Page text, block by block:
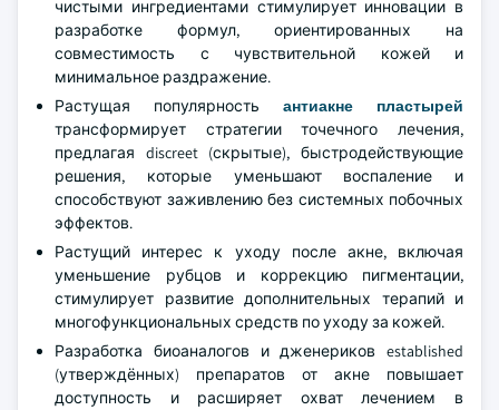
чистыми ингредиентами стимулирует инновации в
разработке формул, ориентированных на
совместимость с чувствительной кожей и
минимальное раздражение.
Растущая популярность антиакне пластырей
трансформирует стратегии точечного лечения,
предлагая discreet (скрытые), быстродействующие
решения, которые уменьшают воспаление и
способствуют заживлению без системных побочных
эффектов.
Растущий интерес к уходу после акне, включая
уменьшение рубцов и коррекцию пигментации,
стимулирует развитие дополнительных терапий и
многофункциональных средств по уходу за кожей.
Разработка биоаналогов и дженериков established
(утверждённых) препаратов от акне повышает
доступность и расширяет охват лечением в